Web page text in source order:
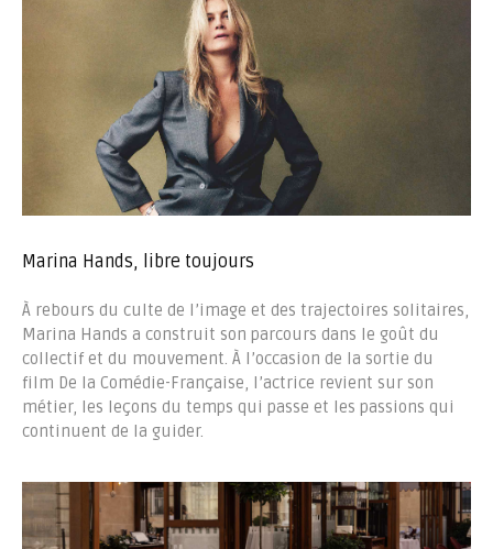
Marina Hands, libre toujours
À rebours du culte de l’image et des trajectoires solitaires,
Marina Hands a construit son parcours dans le goût du
collectif et du mouvement. À l’occasion de la sortie du
film De la Comédie-Française, l’actrice revient sur son
métier, les leçons du temps qui passe et les passions qui
continuent de la guider.